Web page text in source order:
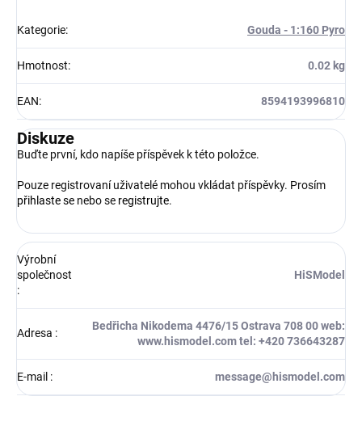
Kategorie: Gouda - 1:160 Pyro
Hmotnost: 0.02 kg
EAN: 8594193996810
Diskuze
Buďte první, kdo napíše příspěvek k této položce.
Pouze registrovaní uživatelé mohou vkládat příspěvky. Prosím
přihlaste se nebo se registrujte.
Výrobní
společnost
:
HiSModel
Adresa :
Bedřicha Nikodema 4476/15 Ostrava 708 00 web:
www.hismodel.com tel: +420 736643287
E-mail : message@hismodel.com